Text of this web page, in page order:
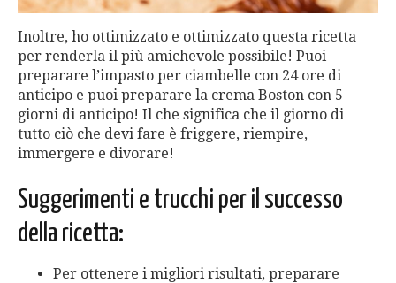
Inoltre, ho ottimizzato e ottimizzato questa ricetta
per renderla il più amichevole possibile! Puoi
preparare l’impasto per ciambelle con 24 ore di
anticipo e puoi preparare la crema Boston con 5
giorni di anticipo! Il che significa che il giorno di
tutto ciò che devi fare è friggere, riempire,
immergere e divorare!
Suggerimenti e trucchi per il successo
della ricetta:
Per ottenere i migliori risultati, preparare